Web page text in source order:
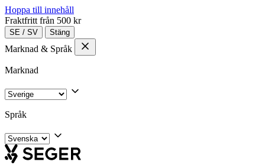
Hoppa till innehåll
Fraktfritt från 500 kr
SE / SV Stäng
Marknad & Språk
Marknad
Språk